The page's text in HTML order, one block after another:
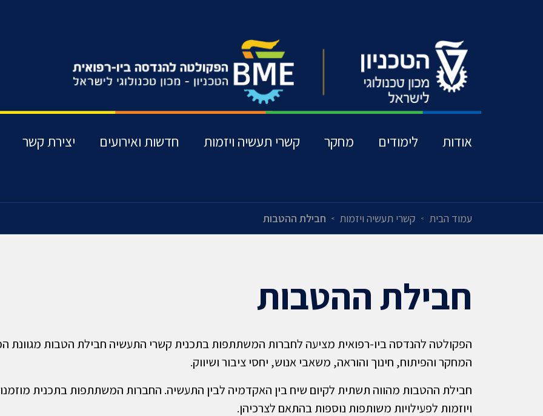
אודות לימודים מחקר קשרי תעשיה ויזמות חדשות ואירועים יצירת קשר
עמוד הבית קשרי תעשיה ויזמות חבילת ההטבות
חבילת ההטבות
הפקולטה להנדסה ביו-רפואית מציעה לחברות המשתתפות בתכנית קשרי התעשיה חבילת הטבות מגוונת
המחקר והפיתוח, חינוך והוראה, משאבי אנוש, יחסי ציבור ושיווק.
חבילת ההטבות מהווה תשתית לקיום שיח בין האקדמיה לבין התעשיה. החברות המשתתפות בתכנית
ויוזמות לפעילויות משותפות נוספות בהתאם לצרכיהן.